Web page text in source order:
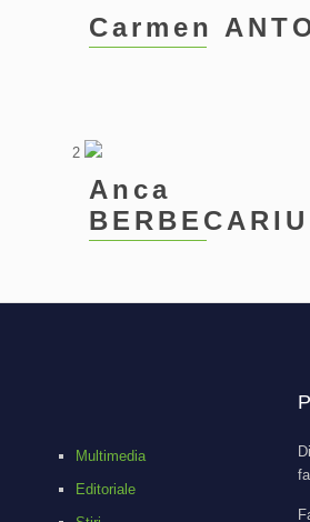
Carmen
2
Anca
BERBECARIU
Multimedia
Editoriale